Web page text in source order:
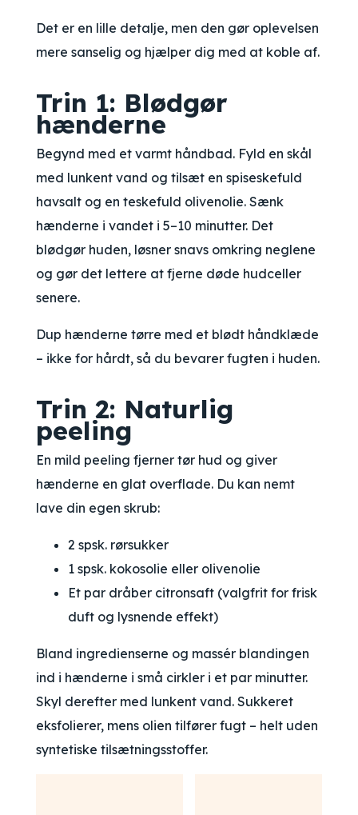
Det er en lille detalje, men den gør oplevelsen
mere sanselig og hjælper dig med at koble af.
Trin 1: Blødgør
hænderne
Begynd med et varmt håndbad. Fyld en skål
med lunkent vand og tilsæt en spiseskefuld
havsalt og en teskefuld olivenolie. Sænk
hænderne i vandet i 5–10 minutter. Det
blødgør huden, løsner snavs omkring neglene
og gør det lettere at fjerne døde hudceller
senere.
Dup hænderne tørre med et blødt håndklæde
– ikke for hårdt, så du bevarer fugten i huden.
Trin 2: Naturlig
peeling
En mild peeling fjerner tør hud og giver
hænderne en glat overflade. Du kan nemt
lave din egen skrub:
2 spsk. rørsukker
1 spsk. kokosolie eller olivenolie
Et par dråber citronsaft (valgfrit for frisk
duft og lysnende effekt)
Bland ingredienserne og massér blandingen
ind i hænderne i små cirkler i et par minutter.
Skyl derefter med lunkent vand. Sukkeret
eksfolierer, mens olien tilfører fugt – helt uden
syntetiske tilsætningsstoffer.